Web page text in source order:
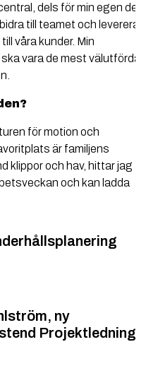
dels för min egen del
till teamet och leverera
våra kunder. Min
vara de mest välutförda
för motion och
är familjens
klippor och hav, hittar jag
och kan ladda
ny
Projektledning